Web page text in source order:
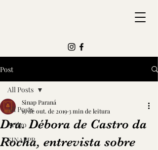
Post
All Posts
Artigo
SINAPPR
All Posts
Dra. Débora de Castro da
Rocha, entrevista sobre
Sinap Paraná
19 de out. de 20193 min de leitura